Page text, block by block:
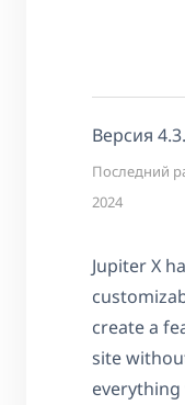
Версия
Последний
2024
Jupiter X
create a
site